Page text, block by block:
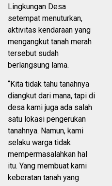
Lingkungan Desa
setempat menuturkan,
aktivitas kendaraan yang
mengangkut tanah merah
tersebut sudah
berlangsung lama.
“Kita tidak tahu tanahnya
diangkut dari mana, tapi di
desa kami juga ada salah
satu lokasi pengerukan
tanahnya. Namun, kami
selaku warga tidak
mempermasalahkan hal
itu. Yang membuat kami
keberatan tanah yang